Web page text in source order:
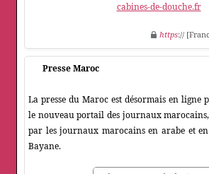
cabines-de-douche.fr
https://
Presse Maroc
La presse du Maroc est désormais en ligne
le nouveau portail des journaux
par les journaux marocains en arabe et
Bayane.